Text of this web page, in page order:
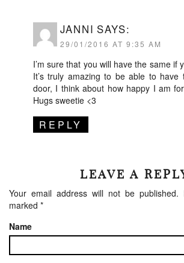
JANNI SAYS:
29/01/2016 AT 9:35 AM
I’m sure that you will have the same if
It’s truly amazing to be able to have
door, I think about how happy I am
Hugs sweetie <3
REPLY
LEAVE A
Your email address will not be published.
marked *
Name